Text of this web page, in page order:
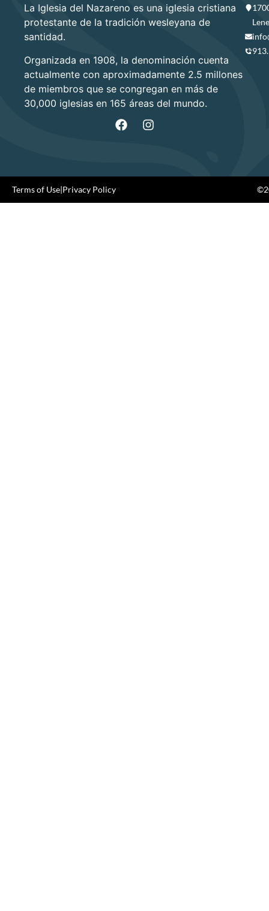
La Iglesia del Nazareno es una iglesia cristiana
protestante de la tradición wesleyana de
santidad.
Organizada en 1908, la denominación cuenta
actualmente con aproximadamente 2.5 millones
de miembros que se congregan en más de
30,000 iglesias en 165 áreas del mundo.
Terms of Use|Privacy Policy